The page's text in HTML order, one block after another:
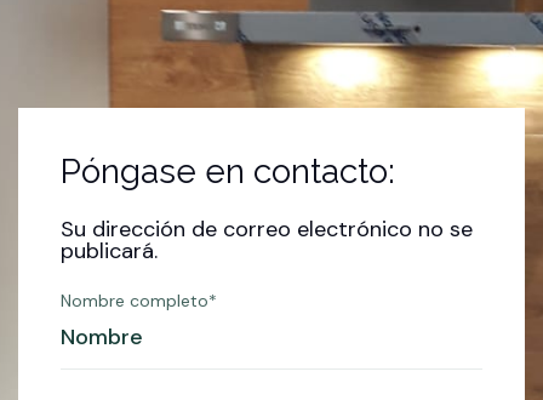
Póngase en contacto:
Su dirección de correo electrónico no se
publicará.
Nombre completo*